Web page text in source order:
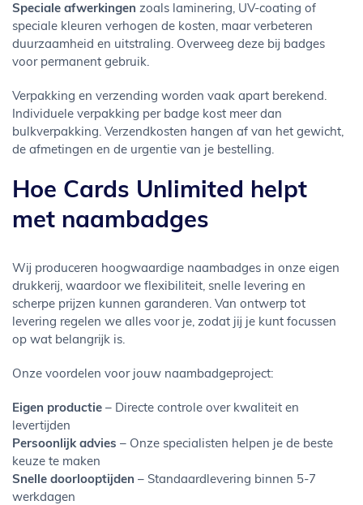
Speciale afwerkingen zoals laminering, UV-coating of
speciale kleuren verhogen de kosten, maar verbeteren
duurzaamheid en uitstraling. Overweeg deze bij badges
voor permanent gebruik.
Verpakking en verzending worden vaak apart berekend.
Individuele verpakking per badge kost meer dan
bulkverpakking. Verzendkosten hangen af van het gewicht,
de afmetingen en de urgentie van je bestelling.
Hoe Cards Unlimited helpt
met naambadges
Wij produceren hoogwaardige naambadges in onze eigen
drukkerij, waardoor we flexibiliteit, snelle levering en
scherpe prijzen kunnen garanderen. Van ontwerp tot
levering regelen we alles voor je, zodat jij je kunt focussen
op wat belangrijk is.
Onze voordelen voor jouw naambadgeproject:
Eigen productie – Directe controle over kwaliteit en
levertijden
Persoonlijk advies – Onze specialisten helpen je de beste
keuze te maken
Snelle doorlooptijden – Standaardlevering binnen 5-7
werkdagen